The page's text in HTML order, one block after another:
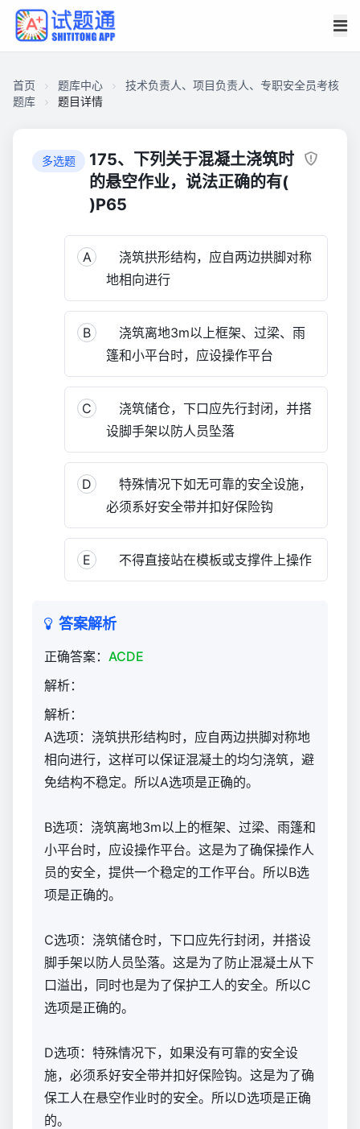
首页 题库中心
技术负责人、项目负责人、专职安全员考核
题库
题目详情
多选题
175、下列关于混凝土浇筑时
的悬空作业，说法正确的有(
)P65
A
浇筑拱形结构，应自两边拱脚对称
地相向进行
B
浇筑离地3m以上框架、过梁、雨
篷和小平台时，应设操作平台
C
浇筑储仓，下口应先行封闭，并搭
设脚手架以防人员坠落
D
特殊情况下如无可靠的安全设施，
必须系好安全带并扣好保险钩
E 不得直接站在模板或支撑件上操作
答案解析
正确答案： ACDE
解析：
解析：
A选项：浇筑拱形结构时，应自两边拱脚对称地
相向进行，这样可以保证混凝土的均匀浇筑，避
免结构不稳定。所以A选项是正确的。
B选项：浇筑离地3m以上的框架、过梁、雨篷和
小平台时，应设操作平台。这是为了确保操作人
员的安全，提供一个稳定的工作平台。所以B选
项是正确的。
C选项：浇筑储仓时，下口应先行封闭，并搭设
脚手架以防人员坠落。这是为了防止混凝土从下
口溢出，同时也是为了保护工人的安全。所以C
选项是正确的。
D选项：特殊情况下，如果没有可靠的安全设
施，必须系好安全带并扣好保险钩。这是为了确
保工人在悬空作业时的安全。所以D选项是正确
的。